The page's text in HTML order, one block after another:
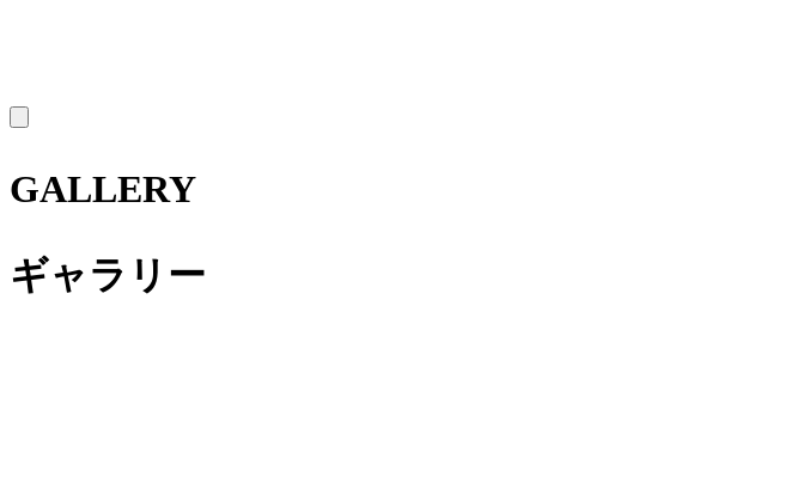
MENU
GALLERY
ギャラリー